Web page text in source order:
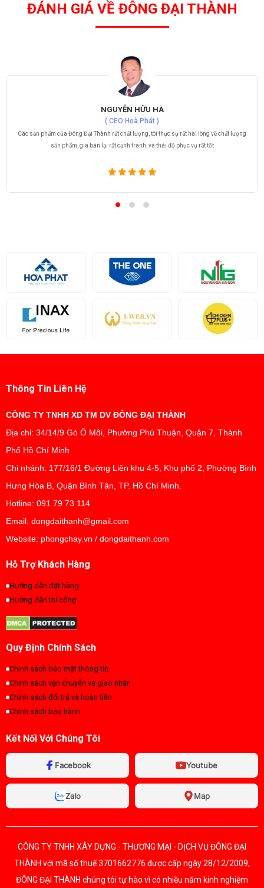
ĐÁNH GIÁ VỀ ĐÔNG ĐẠI THÀNH
NGUYỄN HỮU HÀ
( CEO Hoà Phát )
Các sản phẩm của Đông Đại Thành rất chất lượng, tôi thực sự rất hài lòng về chất lượng
sản phẩm, giá bán lại rất cạnh tranh, và thái độ phục vụ rất tốt
Thông Tin Liên Hệ
CÔNG TY TNHH XD TM DV ĐÔNG ĐẠI THÀNH
Địa chỉ: 34/14/9 Gò Ô Môi, Phường Phú Thuận, Quận 7, Thành
Phố Hồ Chí Minh
Chi nhánh: 177/16/1 Đường Liên khu 4-5, Khu phố 2, Phường Bình
Hưng Hòa B, Quận Bình Tân, TP. Hồ Chí Minh.
Hotline: 091 79 73 114
Email: dongdaithanh@gmail.com
Website: phongchay.vn / dongdaithanh.com
Hỗ Trợ Khách Hàng
Hướng dẫn đặt hàng
Hướng dẫn thi công
Quy Định Chính Sách
Chính sách bảo mật thông tin
Chính sách vận chuyển và giao nhận
Chính sách đổi trả và hoàn tiền
Chính sách bảo hành
Kết Nối Với Chúng Tôi
Facebook Youtube
Zalo Map
CÔNG TY TNHH XÂY DỰNG - THƯƠNG MẠI - DỊCH VỤ ĐÔNG ĐẠI
THÀNH với mã số thuế 3701662776 được cấp ngày 28/12/2009,
ĐÔNG ĐẠI THÀNH chúng tôi tự hào vì có nhiều năm kinh nghiệm